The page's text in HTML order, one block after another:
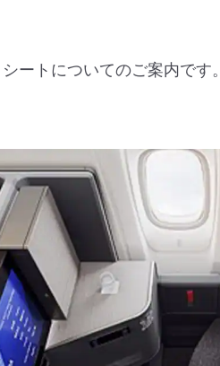
ートについてのご案内です。